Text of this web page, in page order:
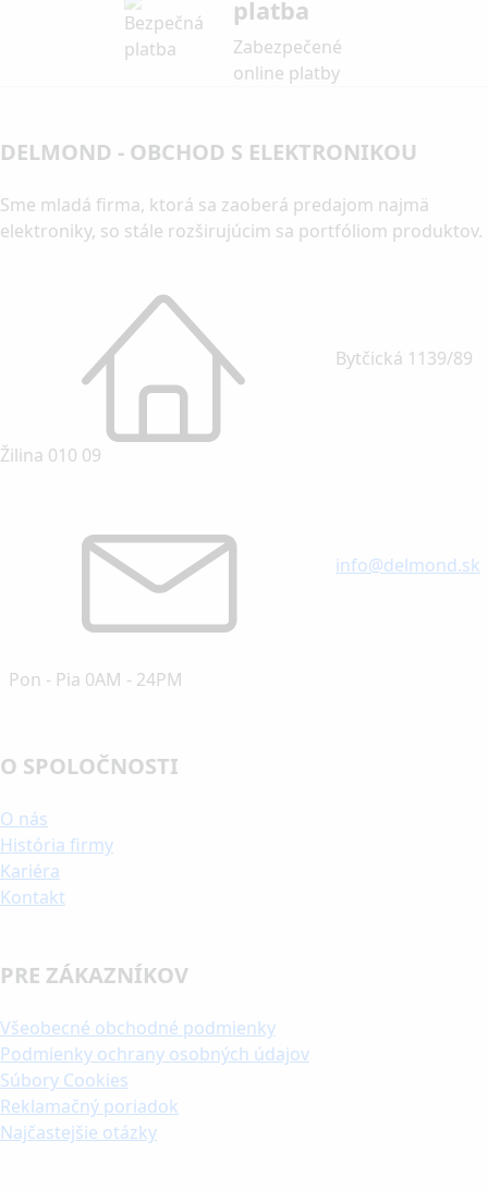
platba
Zabezpečené
online platby
DELMOND - OBCHOD S ELEKTRONIKOU
Sme mladá firma, ktorá sa zaoberá predajom najmä
elektroniky, so stále rozširujúcim sa portfóliom produktov.
Bytčická 1139/89
Žilina 010 09
info@delmond.sk
Pon - Pia 0AM - 24PM
O SPOLOČNOSTI
O nás
História firmy
Kariéra
Kontakt
PRE ZÁKAZNÍKOV
Všeobecné obchodné podmienky
Podmienky ochrany osobných údajov
Súbory Cookies
Reklamačný poriadok
Najčastejšie otázky